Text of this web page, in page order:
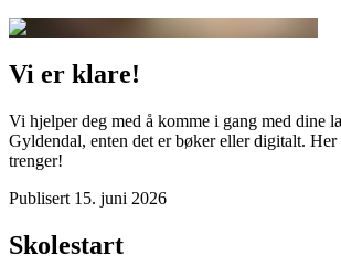
Vi er klare!
Vi hjelper deg med å komme i gang med dine
Gyldendal, enten det er bøker eller digitalt.
trenger!
Publisert 15. juni 2026
Skolestart